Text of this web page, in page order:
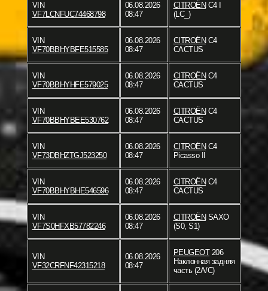
VIN
VF7LCNFUC74468798
06.08.2026
08:47
CITROËN C4 I
(LC_)
VIN
VF70BBHYBFE515585
06.08.2026
08:47
CITROËN C4
CACTUS
VIN
VF70BBHYHFE579025
06.08.2026
08:47
CITROËN C4
CACTUS
VIN
VF70BBHYBEE530762
06.08.2026
08:47
CITROËN C4
CACTUS
VIN
VF73DBHZTGJ523250
06.08.2026
08:47
CITROËN C4
Picasso II
VIN
VF70BBHYBHE546596
06.08.2026
08:47
CITROËN C4
CACTUS
VIN
VF7S0HFXB57782246
06.08.2026
08:47
CITROËN SAXO
(S0, S1)
VIN
VF32CRFNF42315218
06.08.2026
08:47
PEUGEOT206
Наклонная задняя
часть (2A/C)